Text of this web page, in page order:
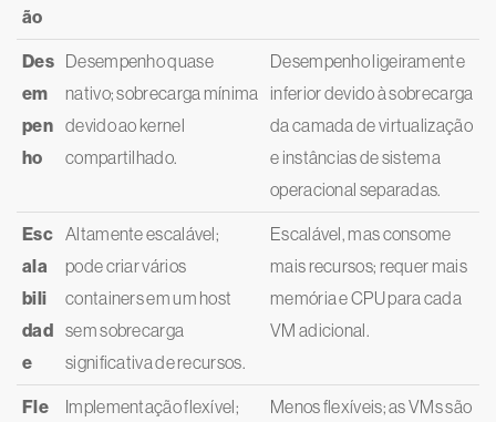
ão
Des
em
pen
ho
Desempenho quase
nativo; sobrecarga mínima
devido ao kernel
compartilhado.
Desempenho ligeiramente
inferior devido à sobrecarga
da camada de virtualização
e instâncias de sistema
operacional separadas.
Esc
ala
bili
dad
e
Altamente escalável;
pode criar vários
containers em um host
sem sobrecarga
significativa de recursos.
Escalável, mas consome
mais recursos; requer mais
memória e CPU para cada
VM adicional.
Fle
Implementação flexível;
Menos flexíveis; as VMs são